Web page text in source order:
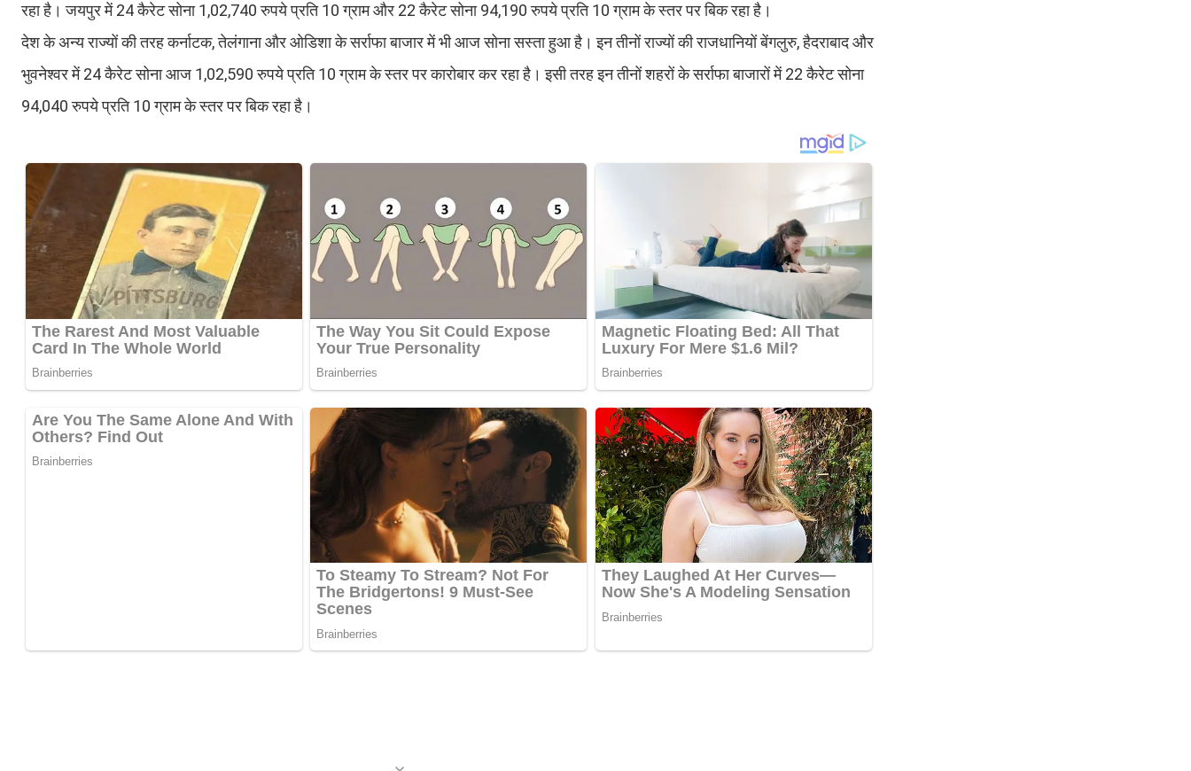
रहा है। जयपुर में 24 कैरेट सोना 1,02,740 रुपये प्रति 10 ग्राम और 22 कैरेट सोना 94,190 रुपये प्रति 10 ग्राम के स्तर पर बिक रहा है।
देश के अन्य राज्यों की तरह कर्नाटक, तेलंगाना और ओडिशा के सर्राफा बाजार में भी आज सोना सस्ता हुआ है। इन तीनों राज्यों की राजधानियों बेंगलुरु, हैदराबाद और
भुवनेश्वर में 24 कैरेट सोना आज 1,02,590 रुपये प्रति 10 ग्राम के स्तर पर कारोबार कर रहा है। इसी तरह इन तीनों शहरों के सर्राफा बाजारों में 22 कैरेट सोना
94,040 रुपये प्रति 10 ग्राम के स्तर पर बिक रहा है।